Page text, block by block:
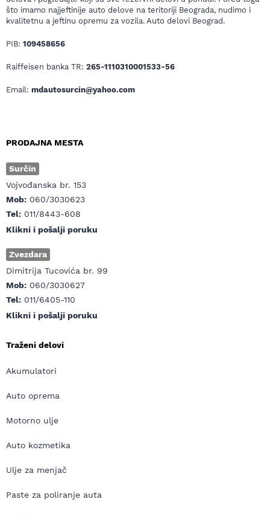
što imamo najjeftinije auto delove na teritoriji Beograda, nudimo i
kvalitetnu a jeftinu opremu za vozila. Auto delovi Beograd.
PIB: 109458656
Raiffeisen banka TR: 265-1110310001533-56
Email: mdautosurcin@yahoo.com
PRODAJNA MESTA
Surčin
Vojvođanska br. 153
Mob: 060/3030623
Tel: 011/8443-608
Klikni i pošalji poruku
Zvezdara
Dimitrija Tucovića br. 99
Mob: 060/3030627
Tel: 011/6405-110
Klikni i pošalji poruku
Traženi delovi
Akumulatori
Auto oprema
Motorno ulje
Auto kozmetika
Ulje za menjač
Paste za poliranje auta